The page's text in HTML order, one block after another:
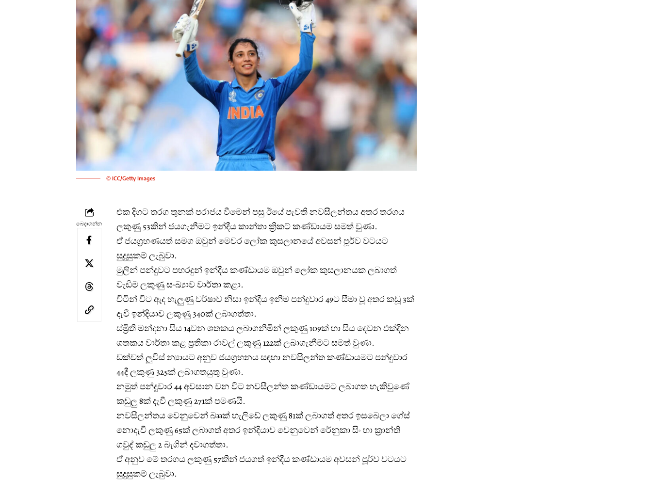
© ICC/Getty Images
බෙදාගන්න
එක දිගට තරග තුනක් පරාජය වීමෙන් පසු ඊයේ පැවති නවසීලන්තය අතර තරගය
ලකුණු 53කින් ජයගැනීමට ඉන්දීය කාන්තා ක්‍රිකට් කණ්ඩායම සමත් වුණා.
ඒ ජයග්‍රහණයත් සමග ඔවුන් මෙවර ලෝක කුසලානයේ අවසන් පූර්ව වටයට
සුදුසුකම් ලැබුවා.
මුලින් පන්දුවට පහරදුන් ඉන්දීය කණ්ඩායම ඔවුන් ලෝක කුසලානයක ලබාගත්
වැඩිම ලකුණු සංඛ්‍යාව වාර්තා කළා.
විටින් විට ඇද හැලුණු වර්ෂාව නිසා ඉන්දීය ඉනිම පන්දුවාර 49ට සීමා වූ අතර කඩූ 3ක්
දැවී ඉන්දියාව ලකුණු 340ක් ලබාගත්තා.
ස්ම්‍රිති මන්දනා සිය 14වන ශතකය ලබාගනිමින් ලකුණු 109ක් හා සිය දෙවන එක්දින
ශතකය වාර්තා කළ ප්‍රතිකා රාවල් ලකුණු 122ක් ලබාගැනීමට සමත් වුණා.
ඩක්වත් ලුවිස් න්‍යායට අනුව ජයග්‍රහනය සඳහා නවසීලන්ත කණ්ඩායමට පන්දුවාර
44දී ලකුණු 325ක් ලබාගතයුතු වුණා.
නමුත් පන්දුවාර 44 අවසාන වන විට නවසීලන්ත කණ්ඩායමට ලබාගත හැකිවුණේ
කඩුලු 8ක් දැවී ලකුණු 271ක් පමණයි.
නවසීලන්තය වෙනුවෙන් බෲක් හැලිඩේ ලකුණු 81ක් ලබාගත් අතර ඉසබෙලා ගේස්
නොදැවී ලකුණු 65ක් ලබාගත් අතර ඉන්දියාව වෙනුවෙන් රේනුකා සිං හා ක්‍රාන්ති
ගවුද් කඩුලු 2 බැගින් දවාගත්තා.
ඒ අනුව මේ තරගය ලකුණු 57කින් ජයගත් ඉන්දීය කණ්ඩායම අවසන් පූර්ව වටයට
සුදුසුකම් ලැබුවා.